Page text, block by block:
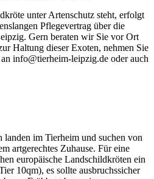
unter Artenschutz steht, erfolgt
Pflegevertrag über die
Gern beraten wir Sie vor Ort
Haltung dieser Exoten, nehmen Sie
info@tierheim-leipzig.de oder auch
im Tierheim und suchen von
artgerechtes Zuhause. Für eine
europäische Landschildkröten ein
10qm), es sollte ausbruchssicher